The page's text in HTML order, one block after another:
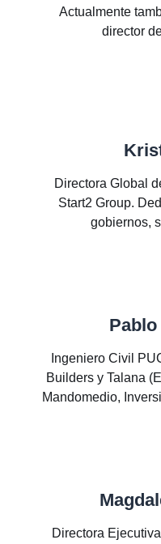
Actualmente
director
Directora Global
Start2 Group.
gobiernos,
Ingeniero Civil
Builders y Talana
Mandomedio,
Directora